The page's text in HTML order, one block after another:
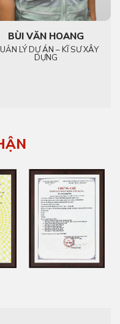
BÙI VĂN HOANG
LÝ DỰ ÁN – KĨ SƯ XÂY
DỰNG